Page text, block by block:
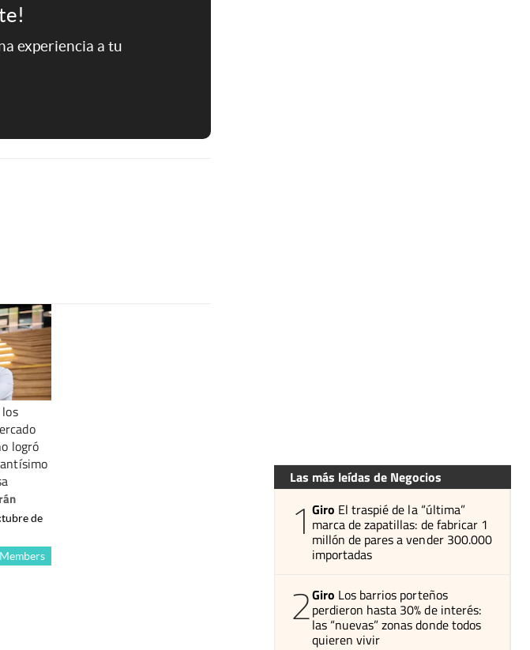
experiencia a tu
logró
Members
de
Las más leídas de Negocios
1 Giro El traspié de la “última”
marca de zapatillas: de fabricar 1
millón de pares a vender 300.000
importadas
2Giro Los barrios porteños
perdieron hasta 30% de interés:
las “nuevas” zonas donde todos
quieren vivir